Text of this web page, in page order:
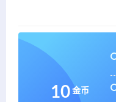
10 金币